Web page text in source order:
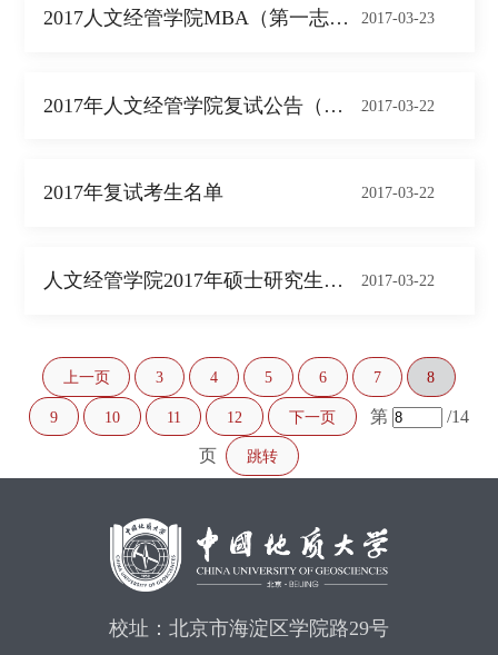
2017人文经管学院MBA（第一志愿）... 2017-03-23
2017年人文经管学院复试公告（一） 2017-03-22
2017年复试考生名单 2017-03-22
人文经管学院2017年硕士研究生复试录取... 2017-03-22
上一页 3 4 5 6 7 8
9 10 11 12 下一页 第 /14
页 跳转
校址：北京市海淀区学院路29号